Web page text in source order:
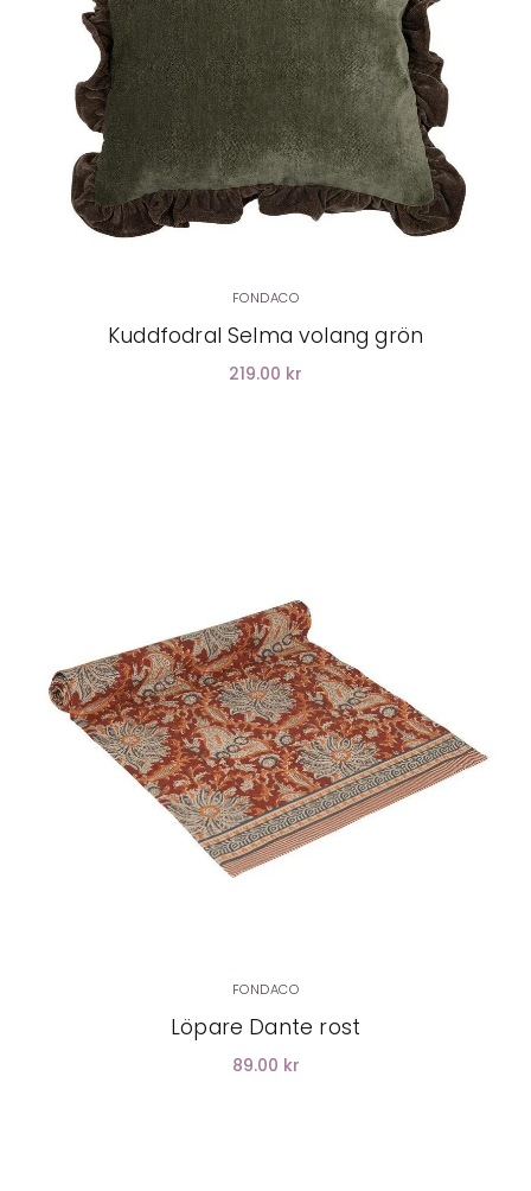
LÄGG I VARUKORG
FONDACO
Kuddfodral Selma volang grön
219.00 kr
LÄGG I VARUKORG
FONDACO
Löpare Dante rost
89.00 kr